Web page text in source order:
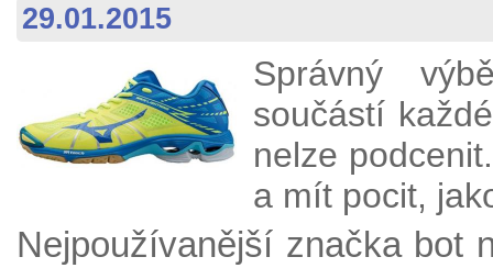
29.01.2015
Správný
součástí
nelze
a mít pocit,
Nejpoužívanější značka bot